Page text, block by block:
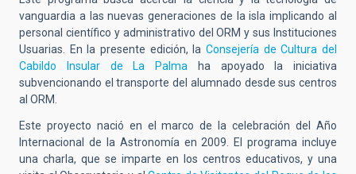
vanguardia a las nuevas generaciones de la isla implicando al
personal científico y administrativo del ORM y sus Instituciones
Usuarias. En la presente edición, la Consejería de Cultura del
Cabildo Insular de La Palma
ha apoyado la iniciativa
subvencionando el transporte del alumnado desde sus centros
al ORM.
Este proyecto nació en el marco de la celebración del Año
Internacional de la Astronomía en 2009. El programa incluye
una charla, que se imparte en los centros educativos, y una